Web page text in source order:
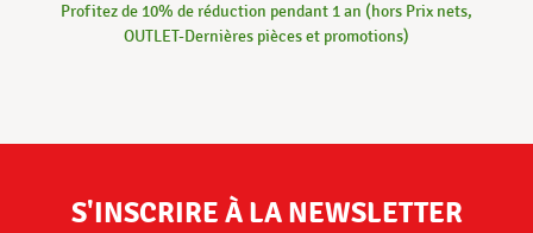
Profitez de 10% de réduction pendant 1 an (hors Prix nets,
OUTLET-Dernières pièces et promotions)
S'INSCRIRE À LA NEWSLETTER